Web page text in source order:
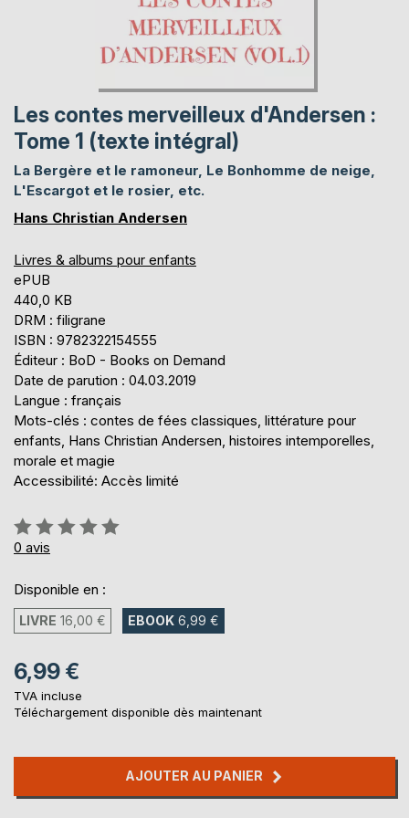
Les contes merveilleux d'Andersen :
Tome 1 (texte intégral)
La Bergère et le ramoneur, Le Bonhomme de neige,
L'Escargot et le rosier, etc.
Hans Christian Andersen
Livres & albums pour enfants
ePUB
440,0 KB
DRM : filigrane
ISBN : 9782322154555
Éditeur : BoD - Books on Demand
Date de parution : 04.03.2019
Langue : français
Mots-clés : contes de fées classiques, littérature pour
enfants, Hans Christian Andersen, histoires intemporelles,
morale et magie
Accessibilité: Accès limité
Évaluation:
0%
0 avis
Disponible en :
LIVRE 16,00 € EBOOK 6,99 €
6,99 €
TVA incluse
Téléchargement disponible dès maintenant
AJOUTER AU PANIER